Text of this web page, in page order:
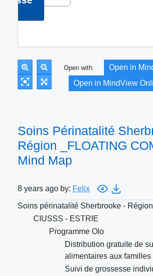
Open with:
Open in
Open in MindView
Soins Périnatalité
Région _FLOATING
Mind Map
8 years ago by: Felix
Soins périnatalité Sherbrooke - Région
CIUSSS - ESTRIE
Programme Olo
Distribution gratuite de
alimentaires aux
Suivi de grossesse